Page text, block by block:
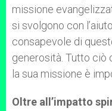
missione
si svolgono con
consapevole di
generosità. Tutto ciò
la sua missione è
Oltre all’impatto